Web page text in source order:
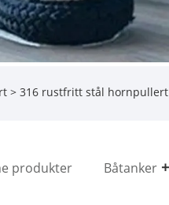
> 316 rustfritt stål hornpullert
produkter Båtanker